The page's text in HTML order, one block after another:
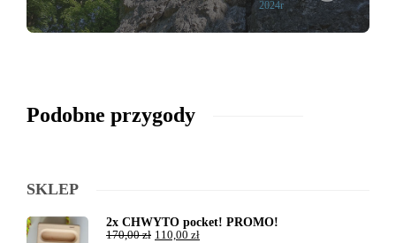
2024r
Podobne przygody
SKLEP
2x CHWYTO pocket! PROMO!
170,00zł 110,00 zł